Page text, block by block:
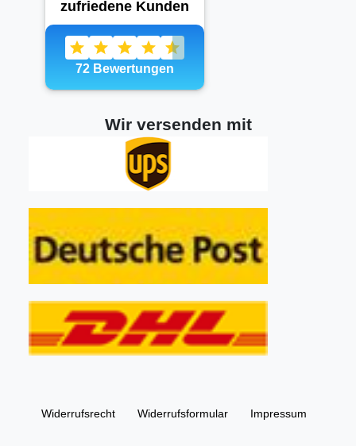
Wir versenden mit
Widerrufs­recht Widerrufs­formular Impressum